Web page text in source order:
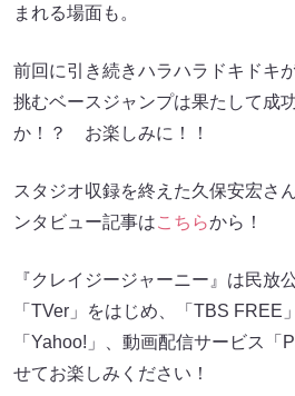
まれる場面も。
前回に引き続きハラハラドキド
挑むベースジャンプは果たして成
か！？ お楽しみに！！
スタジオ収録を終えた久保安宏さ
ンタビュー記事はこちらから！
『クレイジージャーニー』は民放
「TVer」をはじめ、「TBS FREE
「Yahoo!」、動画配信サービス
せてお楽しみください！